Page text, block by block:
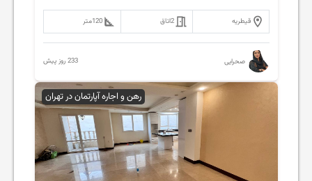
قیطریه 2اتاق 120متر
صحرایی 233 روز پیش
رهن و اجاره آپارتمان در تهران